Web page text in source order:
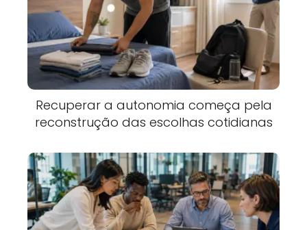
Recuperar a autonomia começa pela
reconstrução das escolhas cotidianas